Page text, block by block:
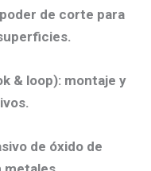
de corte para
& loop): montaje y
de óxido de